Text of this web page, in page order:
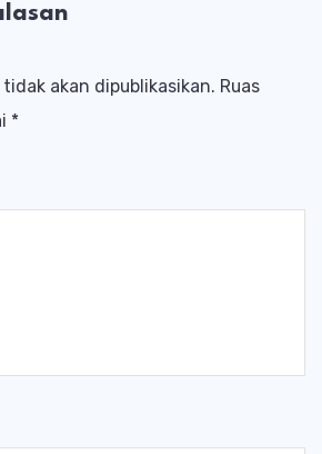
akan dipublikasikan. Ruas
*